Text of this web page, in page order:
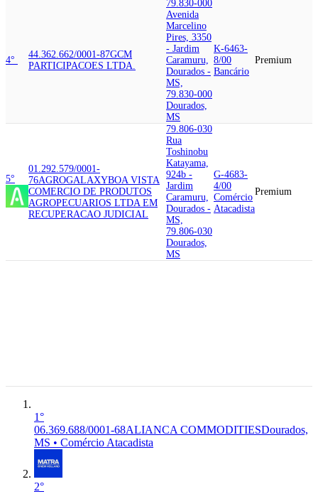
4°
44.362.662/0001-87GCM
PARTICIPACOES LTDA.
79.830-000
Avenida
Marcelino
Pires, 3350
- Jardim
Caramuru,
Dourados -
MS,
79.830-000
Dourados,
MS
K-6463-
8/00
Bancário
Premium
5°
01.292.579/0001-
76AGROGALAXYBOA VISTA
COMERCIO DE PRODUTOS
AGROPECUARIOS LTDA EM
RECUPERACAO JUDICIAL
79.806-030
Rua
Toshinobu
Katayama,
924b -
Jardim
Caramuru,
Dourados -
MS,
79.806-030
Dourados,
MS
G-4683-
4/00
Comércio
Atacadista
Premium
1°
06.369.688/0001-68ALIANCA COMMODITIESDourados,
MS • Comércio Atacadista
2°